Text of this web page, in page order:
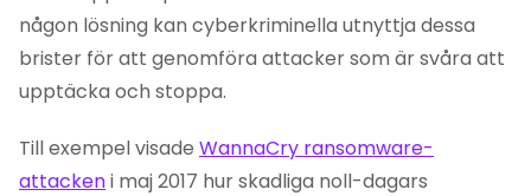
någon lösning kan cyberkriminella utnyttja dessa
brister för att genomföra attacker som är svåra att
upptäcka och stoppa.
Till exempel visade WannaCry ransomware-
attackeni maj 2017 hur skadliga noll-dagars